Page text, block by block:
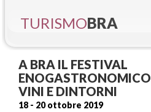
TURISMOBRA
A BRA IL FESTIVAL
VINI E DINTORNI
18 - 20 ottobre 2019